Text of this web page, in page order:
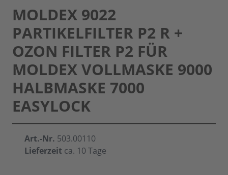
MOLDEX 9022
PARTIKELFILTER P2 R +
OZON FILTER P2 FÜR
MOLDEX VOLLMASKE 9000
HALBMASKE 7000
EASYLOCK
Art.-Nr. 503.00110
Lieferzeit ca. 10 Tage